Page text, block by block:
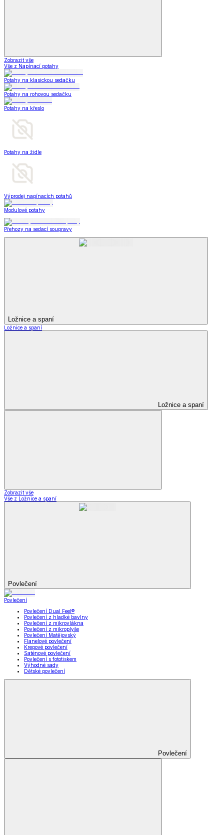
Zobrazit vše
Vše z Napínací potahy
Potahy na klasickou sedačku
Potahy na rohovou sedačku
Potahy na křeslo
Potahy na židle
Výprodej napínacích potahů
Modulové potahy
Přehozy na sedací soupravy
Ložnice a spaní
Ložnice a spaní
Ložnice a spaní
Zobrazit vše
Vše z Ložnice a spaní
Povlečení
Povlečení
Povlečení Dual Feel®
Povlečení z hladké bavlny
Povlečení z mikrovlákna
Povlečení z mikroplyše
Povlečení Matějovský
Flanelové povlečení
Krepové povlečení
Saténové povlečení
Povlečení s fototiskem
Výhodné sady
Dětské povlečení
Povlečení